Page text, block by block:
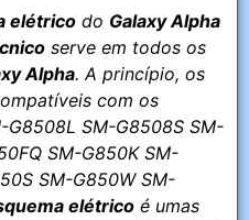
elétrico do Galaxy Alpha
serve em todos os
Alpha. A princípio, os
com os
G8508L SM-G8508S SM-
SM-G850K SM-
SM-G850W SM-
elétrico é umas